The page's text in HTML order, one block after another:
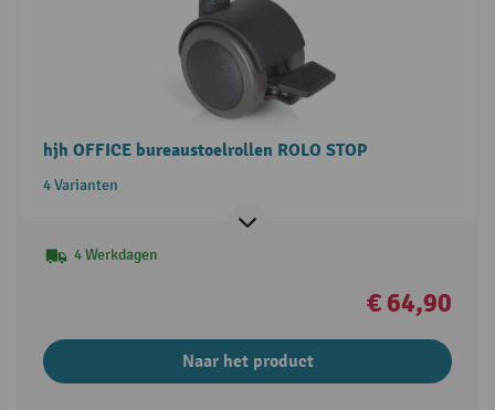
hjh OFFICE bureaustoelrollen ROLO STOP
4 Varianten
4 Werkdagen
€ 64,90
Naar het product